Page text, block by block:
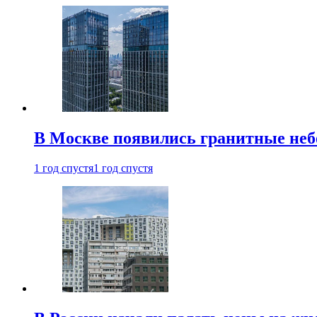
В Москве появились гранитные
1 год спустя1 год спустя